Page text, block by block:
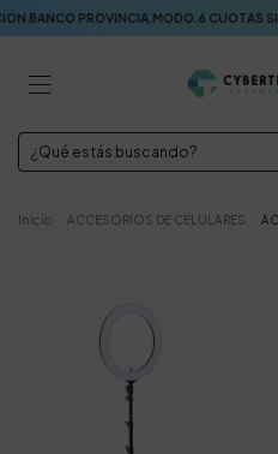
PROVINCIA.MODO.6 CUOTAS SIN
Inicio ACCESORIOS DE CELULARES